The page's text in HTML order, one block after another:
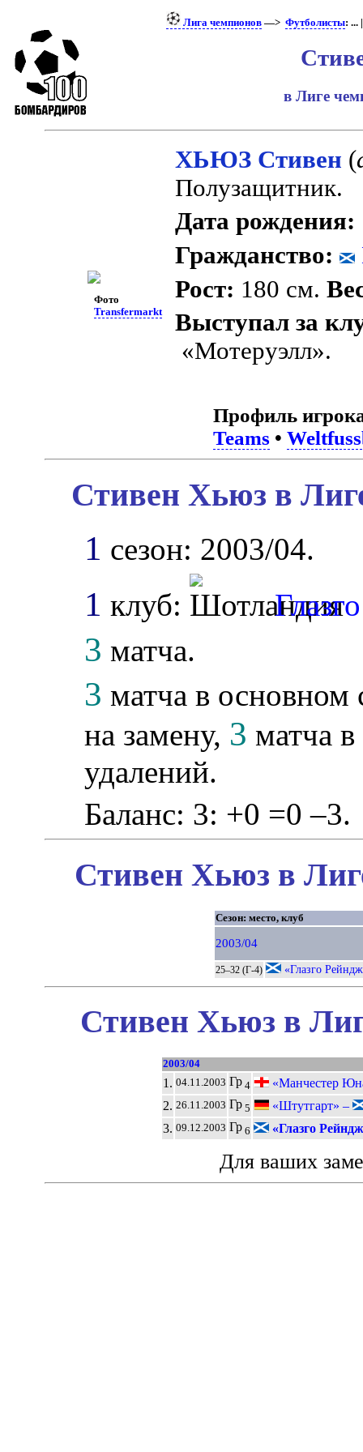
Лига чемпионов—> Футболисты: ...
в Лиге
Фото
Transfermarkt
ХЬЮЗ Стивен (
Полузащитник.
Дата рождения:
Гражданство:
Рост: 180 см.
Выступал за
«Мотеруэлл».
Профиль
Teams •
Стивен Хьюз в
1 сезон: 2003/04.
1 клуб:
3 матча.
3 матча в основном
на замену, 3 матча
удалений.
Баланс: 3: +0 =0 –3.
Стивен Хьюз в
Сезон: место, клуб
2003/04
25–32 (Г-4) «Глазго
Стивен Хьюз в
2003/04
1. 04.11.2003 Гр 4
«Манчестер
2. 26.11.2003 Гр 5
«Штутгарт» –
3. 09.12.2003 Гр 6 «Глазго
Для ваших